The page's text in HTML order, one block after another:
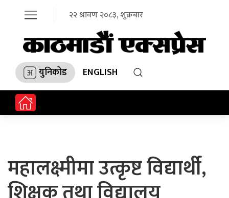
२२ श्रावण २०८३, शुक्रबार
युनिकोड ENGLISH
महालक्ष्मीमा उत्कृष्ट विद्यार्थी,